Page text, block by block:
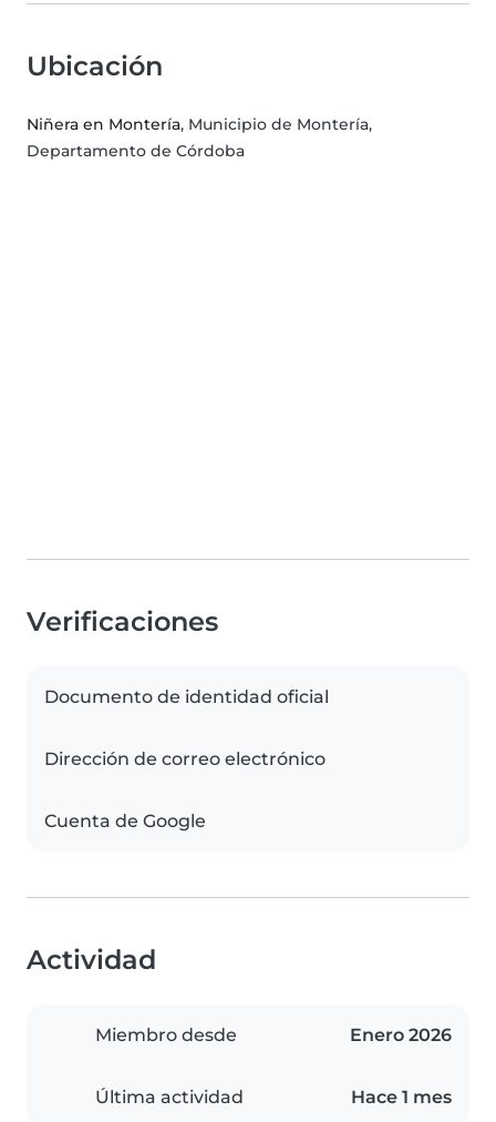
Ubicación
Niñera en Montería, Municipio de Montería,
Departamento de Córdoba
Verificaciones
Documento de identidad oficial
Dirección de correo electrónico
Cuenta de Google
Actividad
Miembro desde Enero 2026
Última actividad Hace 1 mes